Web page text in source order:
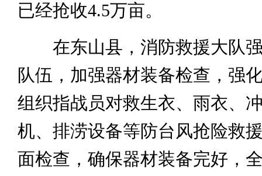
已经抢收4.5万亩。
在东山县，消防救援大队强
队伍，加强器材装备检查，强
组织指战员对救生衣、雨衣、
机、排涝设备等防台风抢险救
面检查，确保器材装备完好，